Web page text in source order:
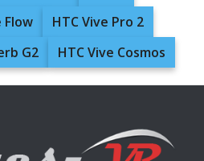
Flow
HTC Vive Pro 2
G2 HTC Vive Cosmos